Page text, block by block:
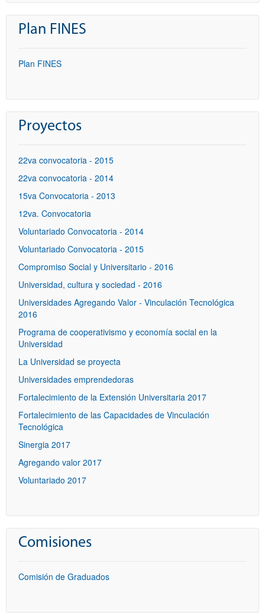
Plan FINES
Plan FINES
Proyectos
22va convocatoria - 2015
22va convocatoria - 2014
15va Convocatoria - 2013
12va. Convocatoria
Voluntariado Convocatoria - 2014
Voluntariado Convocatoria - 2015
Compromiso Social y Universitario - 2016
Universidad, cultura y sociedad - 2016
Universidades Agregando Valor - Vinculación Tecnológica
2016
Programa de cooperativismo y economía social en la
Universidad
La Universidad se proyecta
Universidades emprendedoras
Fortalecimiento de la Extensión Universitaria 2017
Fortalecimiento de las Capacidades de Vinculación
Tecnológica
Sinergia 2017
Agregando valor 2017
Voluntariado 2017
Comisiones
Comisión de Graduados